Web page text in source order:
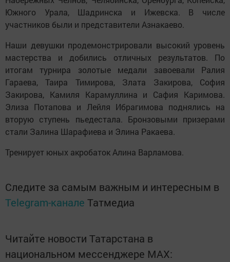
Южного Урала, Шадринска и Ижевска. В числе
участников были и представители Азнакаево.
Наши девушки продемонстрировали высокий уровень
мастерства и добились отличных результатов. По
итогам турнира золотые медали завоевали Ралия
Гараева, Таира Тимирова, Злата Закирова, София
Закирова, Камиля Карамуллина и Сафия Каримова.
Элиза Потапова и Лейля Ибрагимова поднялись на
вторую ступень пьедестала. Бронзовыми призерами
стали Залина Шарафиева и Элина Ракаева.
Тренирует юных акробаток Алина Варламова.
Следите за самым важным и интересным в
Telegram-канале Татмедиа
Читайте новости Татарстана в
национальном мессенджере MАХ: